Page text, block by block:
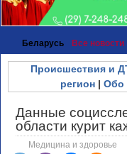
Беларусь Все новости
Происшествия и
регион | Обо
Данные
области курит
Медицина и здоровье